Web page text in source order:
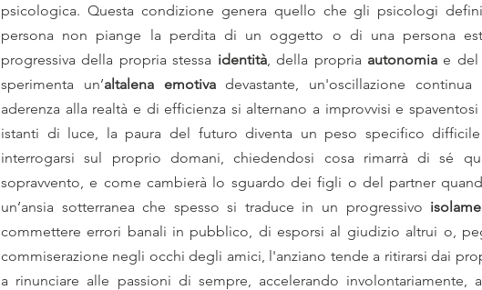
psicologica. Questa condizione genera quello che gli psicologi
persona non piange la perdita di un oggetto o di una persona
progressiva della propria stessa identità, della propria autonomia e del
sperimenta un’altalena emotiva devastante, un'oscillazione
aderenza alla realtà e di efficienza si alternano a improvvisi e
istanti di luce, la paura del futuro diventa un peso specifico
interrogarsi sul proprio domani, chiedendosi cosa rimarrà di sé
sopravvento, e come cambierà lo sguardo dei figli o del partner
un’ansia sotterranea che spesso si traduce in un progressivo
commettere errori banali in pubblico, di esporsi al giudizio altrui o,
commiserazione negli occhi degli amici, l'anziano tende a ritirarsi dai
a rinunciare alle passioni di sempre, accelerando involontariamente,